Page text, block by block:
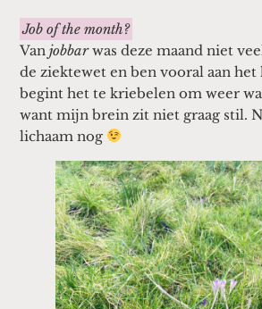
Job of the month?
Vanjobbarwas deze maand niet
de ziektewet en ben vooral aan
begint het te kriebelen om weer
want mijn brein zit niet graag stil.
lichaam nog